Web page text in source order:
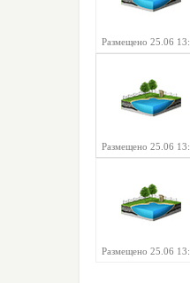
Размещено 25.06
Размещено 25.06
Размещено 25.06